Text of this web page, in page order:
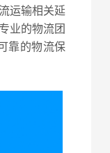
运输相关延
业的物流团
靠的物流保